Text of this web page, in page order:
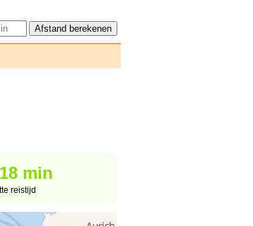
min
reistijd